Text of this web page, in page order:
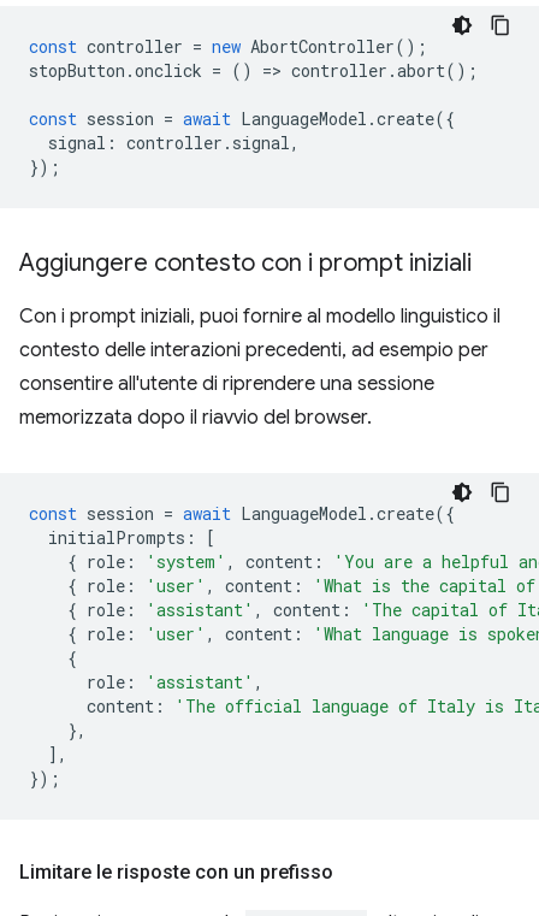
const controller = new AbortController();
stopButton .onclick = () => controller .abort();
const session = await LanguageModel .create({
signal : controller . signal,
});
Aggiungere contesto con i prompt iniziali
Con i prompt iniziali, puoi fornire al modello linguistico il
contesto delle interazioni precedenti, ad esempio per
consentire all'utente di riprendere una sessione
memorizzata dopo il riavvio del browser.
const session = await LanguageModel .create({
initialPrompts :
[
{ role : 'system' , content :
'You are a helpful
{ role : 'user' , content :
'What is the capital
{ role : 'assistant' , content :
'The capital of
{ role : 'user' , content :
'What language is
{
role : 'assistant' ,
content :
'The official language of Italy is
},
],
});
Limitare le risposte con un prefisso